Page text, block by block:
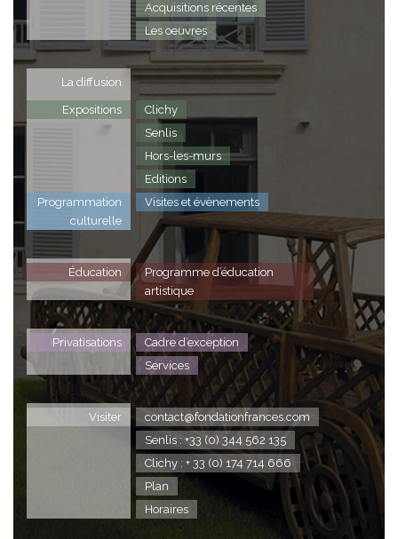
Acquisitions récentes
Les oeuvres
La diffusion
Expositions
Clichy
Senlis
Hors-les-murs
Editions
Programmation
culturelle
Visites et évènements
Éducation
Programme d’éducation
artistique
Privatisations
Cadre d’exception
Services
Visiter
contact@fondationfrances.com
Senlis : +33 (0) 344 562 135
Clichy : + 33 (0) 174 714 666
Plan
Horaires